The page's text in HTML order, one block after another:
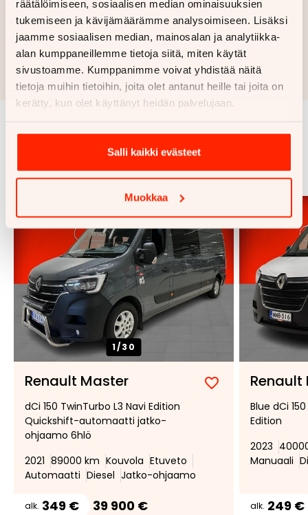
räätälöimiseen, sosiaalisen median ominaisuuksien
tukemiseen ja kävijämäärämme analysoimiseen. Lisäksi
jaamme sosiaalisen median, mainosalan ja analytiikka-
alan kumppaneillemme tietoja siitä, miten käytät
sivustoamme. Kumppanimme voivat yhdistää näitä
tietoja muihin tietoihin, joita olet antanut heille tai joita on
kerätty, kun olet käyttänyt heidän palvelujaan.
Salli kaikki evästeet
Muokkaa
Hae rahoitustarjous
Rahoituslaskelma on suuntaa antava ja edellyttää hyväksytyn
luottopäätöksen ja kaskovakuutuksen.
Samankaltaisia ajoneuvoja
Katso kaikki
1/30
Renault Master
Lisää
suosikiksi
Poista
suosikeista
dCi 150 TwinTurbo L3 Navi Edition
Quickshift-automaatti jatko-
ohjaamo 6hlö
2021 89000 km Kouvola Etuveto
Automaatti Diesel Jatko-ohjaamo
alk. 349 € 39 900 €
Renault
Blue dCi
Edition
2023
Manuaali
alk. 249 €